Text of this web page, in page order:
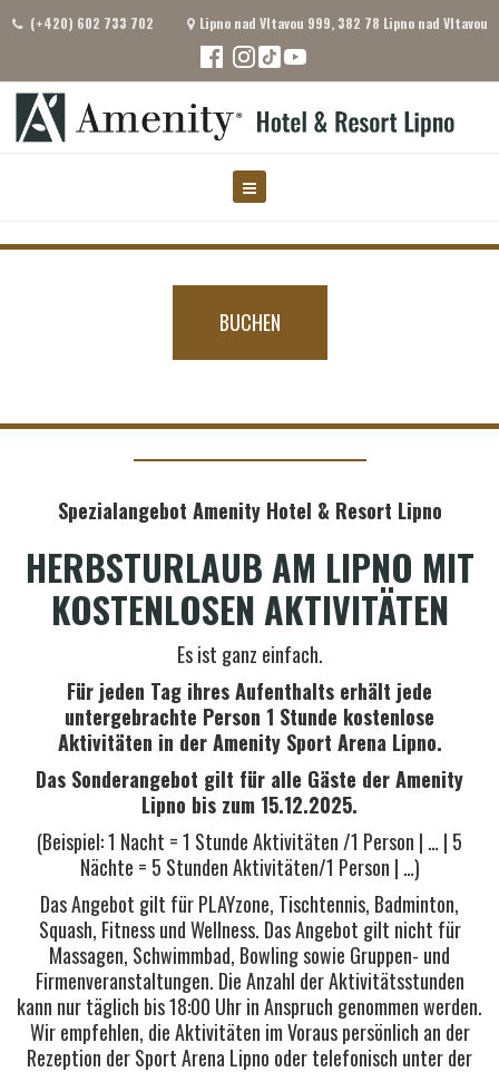
(+420) 602 733 702 Lipno nad Vltavou 999, 382 78 Lipno nad Vltavou
BUCHEN
Spezialangebot Amenity Hotel & Resort Lipno
HERBSTURLAUB AM LIPNO MIT
KOSTENLOSEN AKTIVITÄTEN
Es ist ganz einfach.
Für jeden Tag ihres Aufenthalts erhält jede
untergebrachte Person 1 Stunde kostenlose
Aktivitäten in der Amenity Sport Arena Lipno.
Das Sonderangebot gilt für alle Gäste der Amenity
Lipno bis zum 15.12.2025.
(Beispiel: 1 Nacht = 1 Stunde Aktivitäten /1 Person | … | 5
Nächte = 5 Stunden Aktivitäten/1 Person | …)
Das Angebot gilt für PLAYzone, Tischtennis, Badminton,
Squash, Fitness und Wellness. Das Angebot gilt nicht für
Massagen, Schwimmbad, Bowling sowie Gruppen- und
Firmenveranstaltungen. Die Anzahl der Aktivitätsstunden
kann nur täglich bis 18:00 Uhr in Anspruch genommen werden.
Wir empfehlen, die Aktivitäten im Voraus persönlich an der
Rezeption der Sport Arena Lipno oder telefonisch unter der